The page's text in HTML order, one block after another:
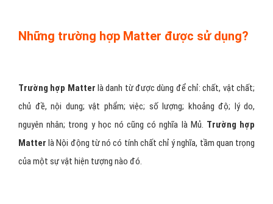
Những trường hợp Matter được sử dụng?
Trường hợp Matter là danh từ được dùng để chỉ: chất, vật chất;
chủ đề, nội dung; vật phẩm; việc; số lượng; khoảng độ; lý do,
nguyên nhân; trong y học nó cũng có nghĩa là Mủ. Trường hợp
Matter là Nội động từ nó có tính chất chỉ ý nghĩa, tầm quan trọng
của một sự vật hiện tượng nào đó.